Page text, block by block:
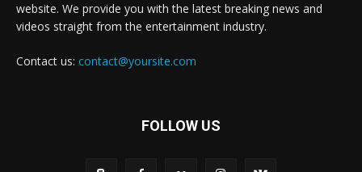
website. We provide you with the latest breaking news and
videos straight from the entertainment industry.
Contact us: contact@yoursite.com
FOLLOW US